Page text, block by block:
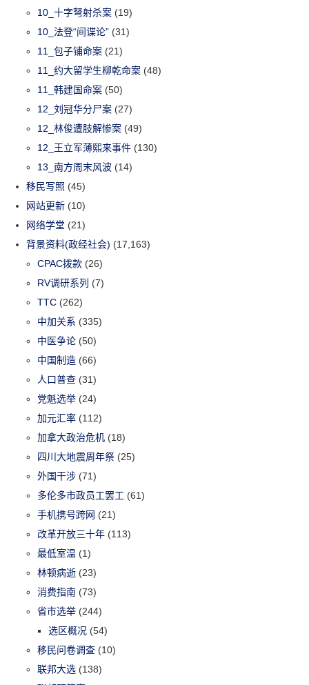
10_十字弩射杀案 (19)
10_法登“间谍论” (31)
11_包子铺命案 (21)
11_约大留学生柳乾命案 (48)
11_韩建国命案 (50)
12_刘冠华分尸案 (27)
12_林俊遭肢解惨案 (49)
12_王立军薄熙来事件 (130)
13_南方周末风波 (14)
移民写照 (45)
网站更新 (10)
网络学堂 (21)
背景资料(政经社会) (17,163)
CPAC拨款 (26)
RV调研系列 (7)
TTC (262)
中加关系 (335)
中医争论 (50)
中国制造 (66)
人口普查 (31)
党魁选举 (24)
加元汇率 (112)
加拿大政治危机 (18)
四川大地震周年祭 (25)
外国干涉 (71)
多伦多市政员工罢工 (61)
手机携号跨网 (21)
改革开放三十年 (113)
最低室温 (1)
林顿病逝 (23)
消费指南 (73)
省市选举 (244)
选区概况 (54)
移民问卷调查 (10)
联邦大选 (138)